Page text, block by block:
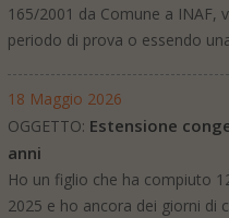
165/2001 da Comune a INAF,
periodo di prova o essendo
18 Maggio 2026
OGGETTO: Estensione
anni
Ho un figlio che ha compiuto
2025 e ho ancora dei giorni di